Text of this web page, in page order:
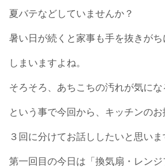
夏バテなどしていませんか？
暑い日が続くと家事も手を抜きがち
しまいますよね。
そろそろ、あちこちの汚れが気にな
という事で今回から、キッチンのお
３回に分けてお話ししたいと思いま
第一回目の今日は「換気扇・レンジ